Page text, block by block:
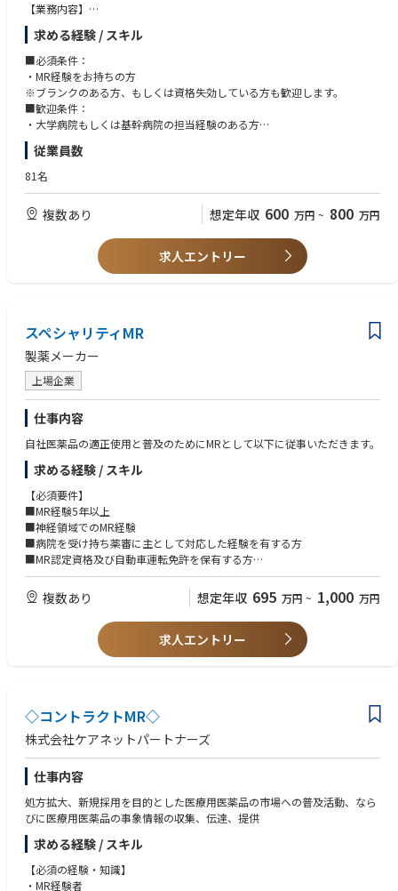
【業務内容】
MR業務全般（新薬投入時の営業サポート等）を担当します。
■新薬投入時のプロモーション
■既存品の市場拡大
■病院市場攻略 等
各製薬企業の戦略にしたがい、上記の業務に取り組み、しっかりとクライ
アントとの信頼関係を築いていきます。
医薬品・医療機器メーカーなどから依頼を受け、クライアントの営業活動
を受託する企業のことです。
CSOのMRとして働きながら、経験次第でメーカー側への転籍のチャンス
求める経験 / スキル
■必須条件：
・MR経験をお持ちの方
※ブランクのある方、もしくは資格失効している方も歓迎します。
■歓迎条件：
・大学病院もしくは基幹病院の担当経験のある方
・バイオ医薬品取り扱い経験者
従業員数
81名
複数あり 想定年収 600 万円 ~ 800 万円
求人エントリー
スペシャリティMR
製薬メーカー
上場企業
仕事内容
自社医薬品の適正使用と普及のためにMRとして以下に従事いただきます。
求める経験 / スキル
【必須要件】
■MR経験5年以上
■神経領域でのMR経験
■病院を受け持ち薬審に主として対応した経験を有する方
■MR認定資格及び自動車運転免許を保有する方
■将来的な転勤に対応可能な方
【歓迎要件】
■論文を読み込める英語力
複数あり 想定年収 695 万円 ~ 1,000 万円
求人エントリー
◇コントラクトMR◇
株式会社ケアネットパートナーズ
仕事内容
処方拡大、新規採用を目的とした医療用医薬品の市場への普及活動、なら
びに医療用医薬品の事象情報の収集、伝達、提供
求める経験 / スキル
【必須の経験・知識】
・MR経験者